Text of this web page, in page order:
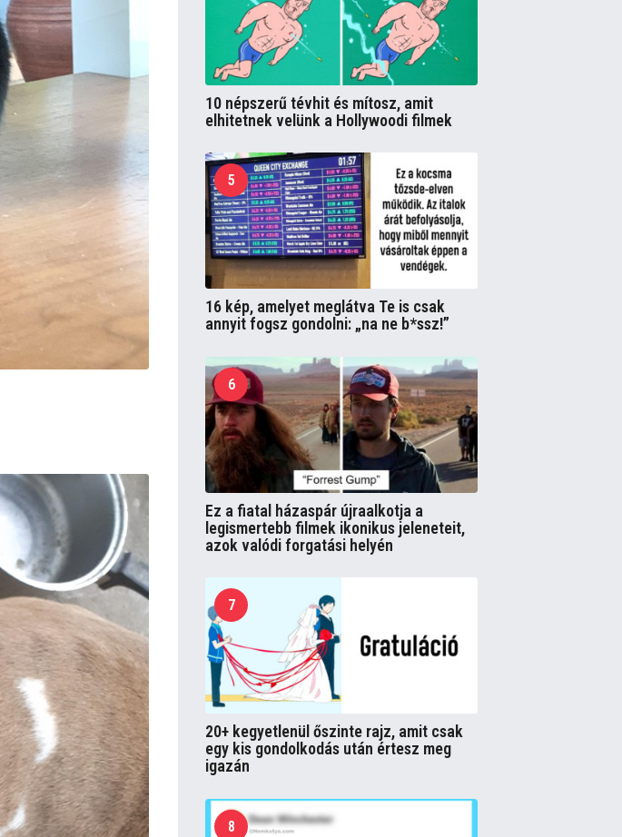
10 népszerű tévhit és mítosz, amit
elhitetnek velünk a Hollywoodi filmek
5
16 kép, amelyet meglátva Te is csak
annyit fogsz gondolni: „na ne b*ssz!”
6
Ez a fiatal házaspár újraalkotja a
legismertebb filmek ikonikus jeleneteit,
azok valódi forgatási helyén
7
20+ kegyetlenül őszinte rajz, amit csak
egy kis gondolkodás után értesz meg
igazán
8